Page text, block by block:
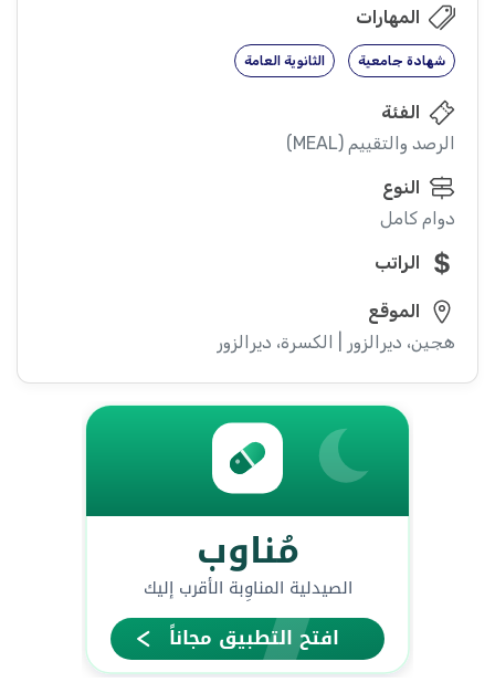
المهارات
شهادة جامعية الثانوية العامة
الفئة
الرصد والتقييم (MEAL)
النوع
دوام كامل
الراتب
الموقع
هجين، ديرالزور | الكسرة، ديرالزور